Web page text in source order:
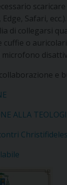
Safari, ecc.).
di collegarsi
cuffie o
microfono
e
ALLA